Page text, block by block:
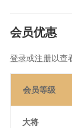
会员优惠
登录或注册以查
会员等级
大将